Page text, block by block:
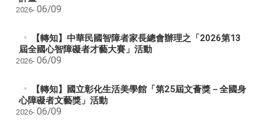
2026- 06/09
【轉知】中華民國智障者家長總會辦理之「2026第13
屆全國心智障礙者才藝大賽」活動
2026- 06/09
【轉知】國立彰化生活美學館「第25屆文薈獎－全國身
心障礙者文藝獎」活動
2026- 06/09